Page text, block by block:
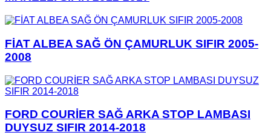
FİAT ALBEA SAĞ ÖN ÇAMURLUK SIFIR 2005-
2008
FORD COURİER SAĞ ARKA STOP LAMBASI
DUYSUZ SIFIR 2014-2018